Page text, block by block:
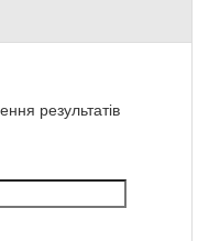
результатів